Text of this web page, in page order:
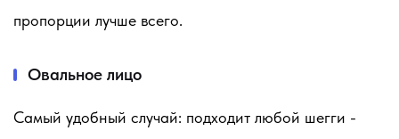
пропорции лучше всего.
Овальное лицо
Самый удобный случай: подходит любой шегги -